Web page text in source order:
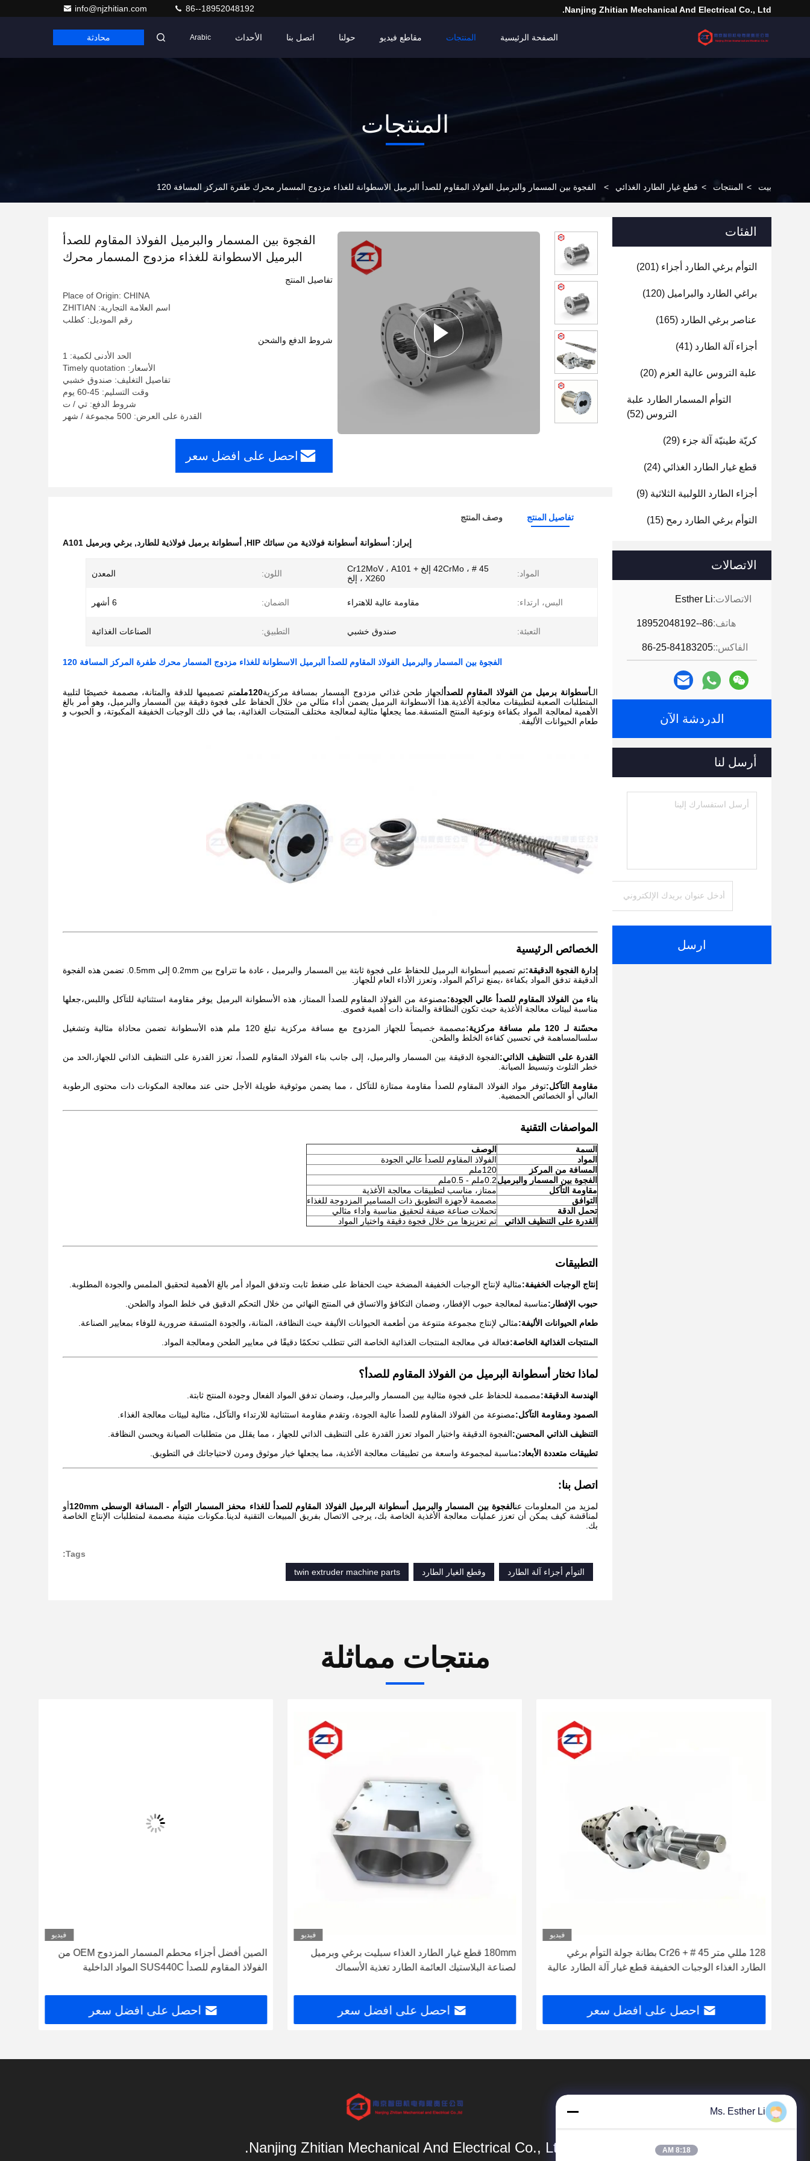
Nanjing Zhitian Mechanical And Electrical Co., Ltd.
info@njzhitian.com 86--18952048192
الصفحة الرئيسية المنتجات مقاطع فيديو حولنا اتصل بنا الأحداث Arabic محادثة
المنتجات
بيت > المنتجات > قطع غيار الطارد الغذائي > الفجوة بين المسمار والبرميل الفولاذ المقاوم للصدأ البرميل الاسطوانة للغذاء مزدوج المسمار محرك طفرة المركز المسافة 120
الفئات
التوأم برغي الطارد أجزاء (201)
براغي الطارد والبراميل (120)
عناصر برغي الطارد (165)
أجزاء آلة الطارد (41)
علبة التروس عالية العزم (20)
التوأم المسمار الطارد علبة
التروس (52)
كريّة طينيّة آلة جزء (29)
قطع غيار الطارد الغذائي (24)
أجزاء الطارد اللولبية الثلاثية (9)
التوأم برغي الطارد رمح (15)
الاتصالات
الاتصالات:Esther Li
هاتف:86--18952048192
الفاكس::86-25-84183205
الدردشة الآن
أرسل لنا
ارسل
الفجوة بين المسمار والبرميل الفولاذ المقاوم للصدأ
البرميل الاسطوانة للغذاء مزدوج المسمار محرك
تفاصيل المنتج
Place of Origin: CHINA
اسم العلامة التجارية: ZHITIAN
رقم الموديل: كطلب
شروط الدفع والشحن
الحد الأدنى لكمية: 1
الأسعار: Timely quotation
تفاصيل التغليف: صندوق خشبي
وقت التسليم: 45-60 يوم
شروط الدفع: تي / ت
القدرة على العرض: 500 مجموعة / شهر
احصل على افضل سعر
تفاصيل المنتج وصف المنتج
إبراز: أسطوانة أسطوانة فولاذية من سبائك HIP , أسطوانة برميل فولاذية للطارد, برغي وبرميل A101
المواد:
45 # ، 42CrMo إلخ + Cr12MoV ، A101
، X260 إلخ
اللون: المعدن
البس، ارتداء: مقاومة عالية للاهتراء الضمان: 6 أشهر
التعبئة: صندوق خشبي التطبيق: الصناعات الغذائية
الفجوة بين المسمار والبرميل الفولاذ المقاوم للصدأ البرميل الاسطوانة للغذاء مزدوج المسمار محرك طفرة المركز المسافة 120
الـأسطوانة برميل من الفولاذ المقاوم للصدأ لجهاز طحن غذائي مزدوج المسمار بمسافة مركزية120ملم
تم تصميمها للدقة والمتانة، مصممة خصيصًا لتلبية
المتطلبات الصعبة لتطبيقات معالجة الأغذية.هذا الاسطوانة البرميل يضمن أداء مثالي من خلال الحفاظ على فجوة دقيقة بين المسمار والبرميل، وهو أمر بالغ
الأهمية لمعالجة المواد بكفاءة ونوعية المنتج المتسقة.مما يجعلها مثالية لمعالجة مختلف المنتجات الغذائية، بما في ذلك الوجبات الخفيفة المكبوتة، و الحبوب و
طعام الحيوانات الأليفة.
الخصائص الرئيسية
إدارة الفجوة الدقيقة:
تم تصميم أسطوانة البرميل للحفاظ على فجوة ثابتة بين المسمار والبرميل ، عادة ما تتراوح بين 0.2mm إلى 0.5mm. تضمن هذه الفجوة
الدقيقة تدفق المواد بكفاءة ،يمنع تراكم المواد، وتعزز الأداء العام للجهاز.
بناء من الفولاذ المقاوم للصدأ عالي الجودة:مصنوعة من الفولاذ المقاوم للصدأ الممتاز، هذه الأسطوانة البرميل يوفر مقاومة استثنائية للتآكل واللبس،جعلها
مناسبة لبيئات معالجة الأغذية حيث تكون النظافة والمتانة ذات أهمية قصوى.
محسّنة لـ 120 ملم مسافة مركزية:
مصممة خصيصاً للجهاز المزدوج مع مسافة مركزية تبلغ 120 ملم هذه الأسطوانة تضمن محاذاة مثالية وتشغيل
سلسالمساهمة في تحسين كفاءة الخلط والطحن.
القدرة على التنظيف الذاتي:الفجوة الدقيقة بين المسمار والبرميل، إلى جانب بناء الفولاذ المقاوم للصدأ، تعزز القدرة على التنظيف الذاتي للجهاز،الحد من
خطر التلوث وتبسيط الصيانة.
مقاومة التآكل:توفر مواد الفولاذ المقاوم للصدأ مقاومة ممتازة للتآكل ، مما يضمن موثوقية طويلة الأجل حتى عند معالجة المكونات ذات محتوى الرطوبة
العالي أو الخصائص الحمضية.
المواصفات التقنية
السمة
الوصف
المواد
الفولاذ المقاوم للصدأ عالي الجودة
المسافة من المركز
120ملم
الفجوة بين المسمار والبرميل0.2ملم - 0.5ملم
مقاومة التآكل
ممتاز، مناسب لتطبيقات معالجة الأغذية
التوافق
مصممة لأجهزة التطويق ذات المسامير المزدوجة للغذاء
تحمل الدقة
تحملات صناعة ضيقة لتحقيق مناسبة وأداء مثالي
القدرة على التنظيف الذاتي
تم تعزيزها من خلال فجوة دقيقة واختيار المواد
التطبيقات
إنتاج الوجبات الخفيفة:مثالية لإنتاج الوجبات الخفيفة المضخة حيث الحفاظ على ضغط ثابت وتدفق المواد أمر بالغ الأهمية لتحقيق الملمس والجودة المطلوبة.
حبوب الإفطار:مناسبة لمعالجة حبوب الإفطار، وضمان التكافؤ والاتساق في المنتج النهائي من خلال التحكم الدقيق في خلط المواد والطحن.
طعام الحيوانات الأليفة:مثالي لإنتاج مجموعة متنوعة من أطعمة الحيوانات الأليفة حيث النظافة، المتانة، والجودة المتسقة ضرورية للوفاء بمعايير الصناعة.
المنتجات الغذائية الخاصة:فعالة في معالجة المنتجات الغذائية الخاصة التي تتطلب تحكمًا دقيقًا في معايير الطحن ومعالجة المواد.
لماذا تختار أسطوانة البرميل من الفولاذ المقاوم للصدأ؟
الهندسة الدقيقة:مصممة للحفاظ على فجوة مثالية بين المسمار والبرميل، وضمان تدفق المواد الفعال وجودة المنتج ثابتة.
الصمود ومقاومة التآكل:مصنوعة من الفولاذ المقاوم للصدأ عالية الجودة، وتقدم مقاومة استثنائية للارتداء والتآكل، مثالية لبيئات معالجة الغذاء.
التنظيف الذاتي المحسن:الفجوة الدقيقة واختيار المواد تعزز القدرة على التنظيف الذاتي للجهاز ، مما يقلل من متطلبات الصيانة ويحسن النظافة.
تطبيقات متعددة الأبعاد:مناسبة لمجموعة واسعة من تطبيقات معالجة الأغذية، مما يجعلها خيار موثوق ومرن لاحتياجاتك في التطويق.
اتصل بنا:
لمزيد من المعلومات عنالفجوة بين المسمار والبرميل أسطوانة البرميل الفولاذ المقاوم للصدأ للغذاء محفز المسمار التوأم - المسافة الوسطى 120mm
أو
لمناقشة كيف يمكن أن تعزز عمليات معالجة الأغذية الخاصة بك، يرجى الاتصال بفريق المبيعات التقنية لدينا.مكونات متينة مصممة لمتطلبات الإنتاج الخاصة
بك.
Tags:
التوأم أجزاء آلة الطارد
وقطع الغيار الطارد twin extruder machine parts
منتجات مماثلة
فيديو
128 مللي متر 45 # + Cr26 بطانة جولة التوأم برغي
الطارد الغذاء الوجبات الخفيفة قطع غيار آلة الطارد عالية
احصل على افضل سعر
فيديو
180mm قطع غيار الطارد الغذاء سبليت برغي وبرميل
لصناعة البلاستيك العائمة الطارد تغذية الأسماك
احصل على افضل سعر
فيديو
الصين أفضل أجزاء محطم المسمار المزدوج OEM من
الفولاذ المقاوم للصدأ SUS440C المواد الداخلية
احصل على افضل سعر
Nanjing Zhitian Mechanical And Electrical Co., Ltd.
Ms. Esther Li
8:18 AM